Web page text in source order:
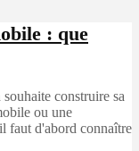
: que
construire sa
ou une
faut d'abord connaître